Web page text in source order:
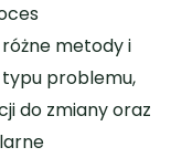
metody i
typu problemu,
do zmiany oraz